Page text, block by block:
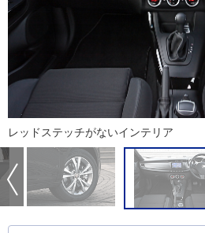
レッドステッチがないインテリア